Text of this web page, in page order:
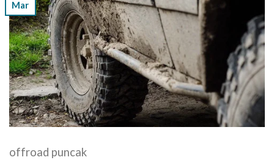
Mar
offroad puncak